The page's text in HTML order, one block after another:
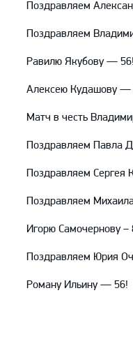
Поздравляем
Поздравляем
Равилю Якубову — 56!
Алексею Кудашову —
Матч в честь
Поздравляем Павла
Поздравляем Сергея
Поздравляем
Игорю Самочернову –
Поздравляем Юрия
Роману Ильину — 56!